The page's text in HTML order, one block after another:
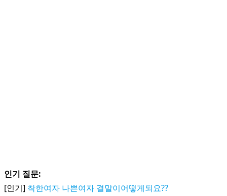
인기 질문:
[인기] 착한여자 나쁜여자 결말이어떻게되요??